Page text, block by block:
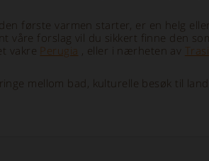
første varmen starter, er en helg
våre forslag vil du sikkert finne den
vakre Perugia , eller i nærheten av
mellom bad, kulturelle besøk til